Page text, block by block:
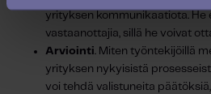
yrityksen kommunikaatiota. He
vastaanottajia, sillä he voivat
Arviointi. Miten työntekijöillä
yrityksen nykyisistä
voi tehdä valistuneita